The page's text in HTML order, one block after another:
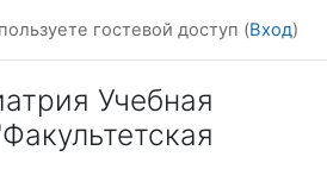
гостевой доступ (Вход)
Учебная